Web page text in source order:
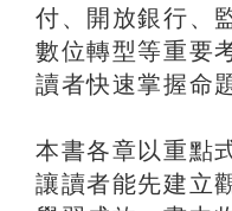
付、開放銀行、
數位轉型等重要
讀者快速掌握命
本書各章以重點
讓讀者能先建立